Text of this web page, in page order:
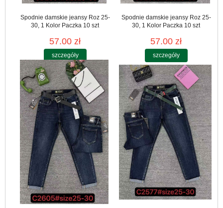
Spodnie damskie jeansy Roz 25-
30, 1 Kolor Paczka 10 szt
57.00 zł
szczegóły
Spodnie damskie jeansy Roz 25-
30, 1 Kolor Paczka 10 szt
57.00 zł
szczegóły